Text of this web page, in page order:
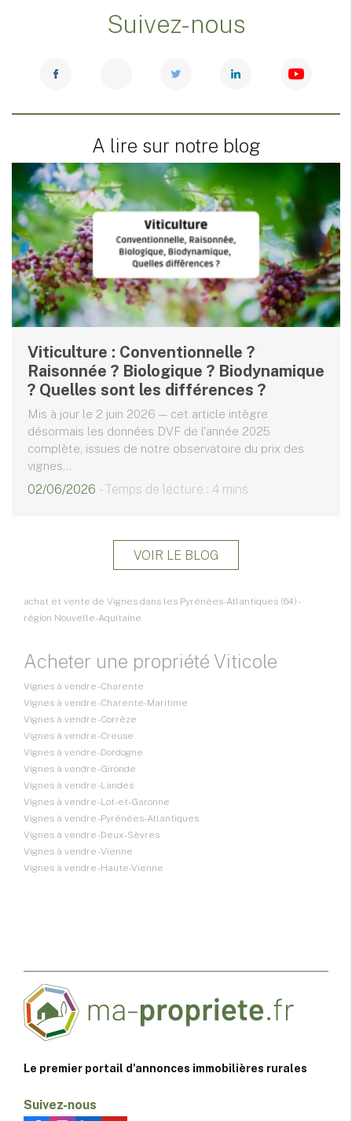
Suivez-nous
A lire sur notre blog
Viticulture : Conventionnelle ?
Raisonnée ? Biologique ? Biodynamique
? Quelles sont les différences ?
Mis à jour le 2 juin 2026 — cet article intègre
désormais les données DVF de l'année 2025
complète, issues de notre observatoire du prix des
vignes...
02/06/2026 - Temps de lecture : 4 mins
VOIR LE BLOG
achat et vente de Vignes dans les Pyrénées-Atlantiques (64) -
région Nouvelle-Aquitaine
Acheter une propriété Viticole
Vignes à vendre - Charente
Vignes à vendre - Charente-Maritime
Vignes à vendre - Corrèze
Vignes à vendre - Creuse
Vignes à vendre - Dordogne
Vignes à vendre - Gironde
Vignes à vendre - Landes
Vignes à vendre - Lot-et-Garonne
Vignes à vendre - Pyrénées-Atlantiques
Vignes à vendre - Deux-Sèvres
Vignes à vendre - Vienne
Vignes à vendre - Haute-Vienne
Le premier portail d'annonces immobilières rurales
Suivez-nous